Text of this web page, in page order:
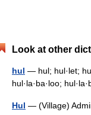
Look at other
hul — hul; hul·let;
hul·la·ba·loo;
Hul — (Village)